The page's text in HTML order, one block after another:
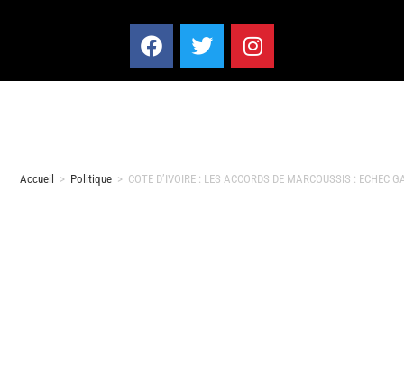
Accueil > Politique > COTE D’IVOIRE : LES ACCORDS DE MARCOUSSIS : ECHEC